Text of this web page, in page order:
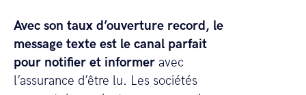
Avec son taux d’ouverture record, le
message texte est le canal parfait
pour notifier et informer avec
l’assurance d’être lu. Les sociétés